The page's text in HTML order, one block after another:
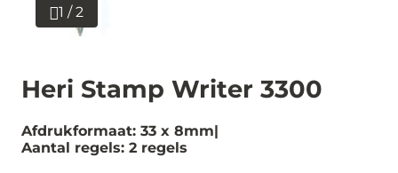
1 / 2
Heri Stamp Writer 3300
Afdrukformaat: 33 x 8mm
Aantal regels: 2 regels